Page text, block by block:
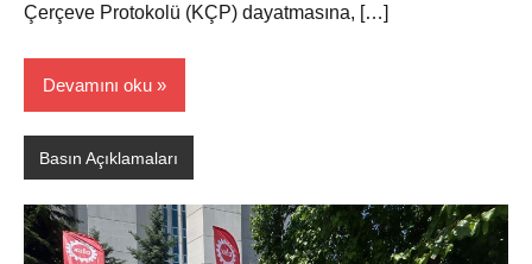
Çerçeve Protokolü (KÇP) dayatmasına, […]
Devamını oku
Basın Açıklamaları